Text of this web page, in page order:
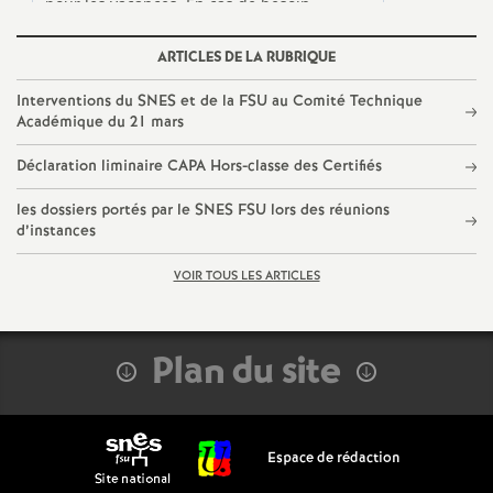
ARTICLES DE LA RUBRIQUE
Interventions du SNES et de la FSU au Comité Technique
Académique du 21 mars
Déclaration liminaire CAPA Hors-classe des Certifiés
les dossiers portés par le SNES FSU lors des réunions
d’instances
VOIR TOUS LES ARTICLES
Plan du site
Espace de rédaction